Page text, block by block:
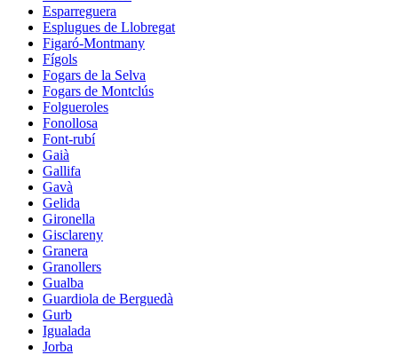
Esparreguera
Esplugues de Llobregat
Figaró-Montmany
Fígols
Fogars de la Selva
Fogars de Montclús
Folgueroles
Fonollosa
Font-rubí
Gaià
Gallifa
Gavà
Gelida
Gironella
Gisclareny
Granera
Granollers
Gualba
Guardiola de Berguedà
Gurb
Igualada
Jorba